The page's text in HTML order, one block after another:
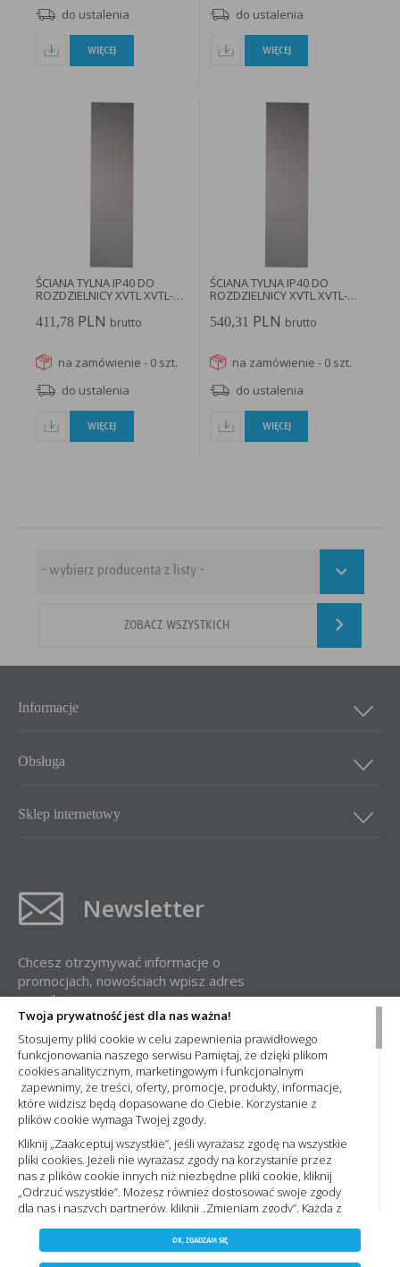
Twoja prywatność jest dla nas ważna!
Stosujemy pliki cookie w celu zapewnienia prawidłowego
funkcjonowania naszego serwisu Pamiętaj, że dzięki plikom
cookies analitycznym, marketingowym i funkcjonalnym
zapewnimy, że treści, oferty, promocje, produkty, informacje,
które widzisz będą dopasowane do Ciebie. Korzystanie z
plików cookie wymaga Twojej zgody.
Kliknij „Zaakceptuj wszystkie”, jeśli wyrażasz zgodę na wszystkie
pliki cookies. Jeżeli nie wyrażasz zgody na korzystanie przez
nas z plików cookie innych niż niezbędne pliki cookie, kliknij
„Odrzuć wszystkie”. Możesz również dostosować swoje zgody
dla nas i naszych partnerów, kliknij „Zmieniam zgody”. Każdą z
zmieniając wybrane ustawienia. Więcej informacji znajdziesz
Polityce prywatności,. Korzystanie z plików cookie we
OK, ZGADZAM SIĘ
ZAPISZ WYBRANE
do ustalenia
WIĘCEJ
do ustalenia
WIĘCEJ
ŚCIANA TYLNA IP40 DO
ROZDZIELNICY XVTL XVTL-R-
411,78PLN brutto
na zamówienie - 0 szt.
do ustalenia
WIĘCEJ
ŚCIANA TYLNA IP40 DO
ROZDZIELNICY XVTL XVTL-R-
540,31 PLN brutto
na zamówienie - 0 szt.
do ustalenia
WIĘCEJ
ZOBACZ WSZYSTKICH
Informacje
Obsługa
Sklep internetowy
Newsletter
Chcesz otrzymywać informacje o
promocjach, nowościach wpisz adres
e-mail:
Administratorem Państwa danych osobowych jest Nowa Elektro Sp. z
o.o. Informacje dotyczące przetwarzania Państwa danych osobowych
oraz zasady, na jakich odbywa się ich przetwarzanie przez spółkę
Nowa Elektro Sp. z o.o. znajdą Państwo w naszejPolityce prywatności
Copyright 2023 by nowaelektro.pl. Wszelkie prawa
zastrzeżone.